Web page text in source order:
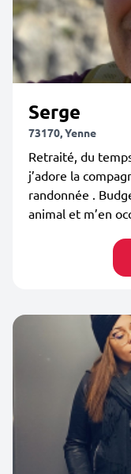
Serge
73170, Yenne
Retraité, du
j’adore la
randonnée .
animal et m’en